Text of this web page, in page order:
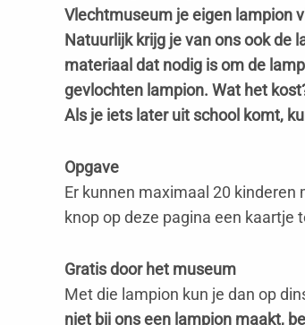
Vlechtmuseum je eigen lampion
Natuurlijk krijg je van ons ook de
materiaal dat nodig is om de
gevlochten lampion. Wat het
Als je iets later uit school komt,
Opgave
Er kunnen maximaal 20 kinderen
knop op deze pagina een kaartje
Gratis door het museum
Met die lampion kun je dan op
niet bij ons een lampion maakt,